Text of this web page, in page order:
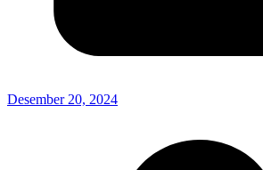
Desember 20, 2024